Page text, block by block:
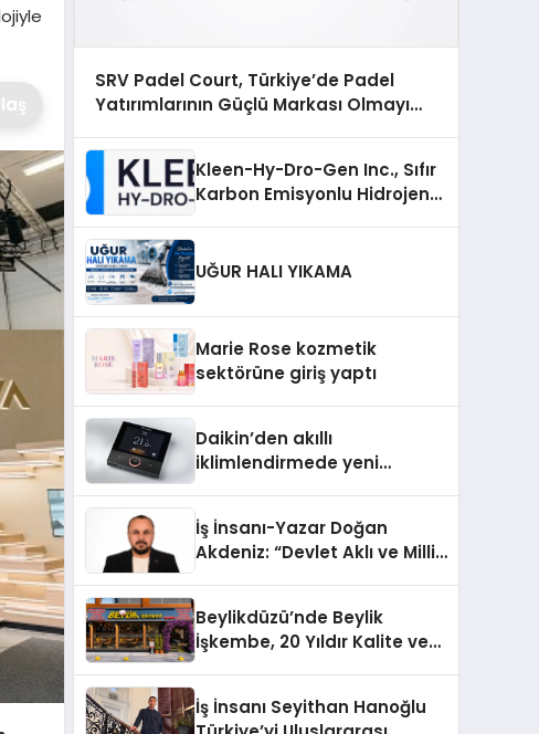
SRV Padel Court, Türkiye’de Padel
Yatırımlarının Güçlü Markası Olmayı
Kleen-Hy-Dro-Gen Inc., Sıfır
Karbon Emisyonlu Hidrojen
Aldı
UĞUR HALI YIKAMA
Marie Rose kozmetik
sektörüne giriş yaptı
Daikin’den akıllı
iklimlendirmede yeni
İş İnsanı-Yazar Doğan
Akdeniz: “Devlet Aklı ve Milli
Beylikdüzü’nde Beylik
İşkembe, 20 Yıldır Kalite ve
İş İnsanı Seyithan Hanoğlu